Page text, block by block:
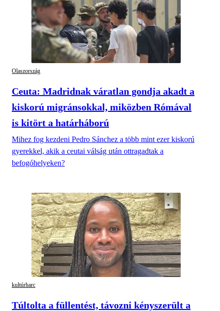
Olaszország
Ceuta: Madridnak váratlan gondja akadt a
kiskorú migránsokkal, miközben Rómával
is kitört a határháború
Mihez fog kezdeni Pedro Sánchez a több mint ezer kiskorú
gyerekkel, akik a ceutai válság után ottragadtak a
befogóhelyeken?
kultúrharc
Túltolta a füllentést, távozni kényszerült a